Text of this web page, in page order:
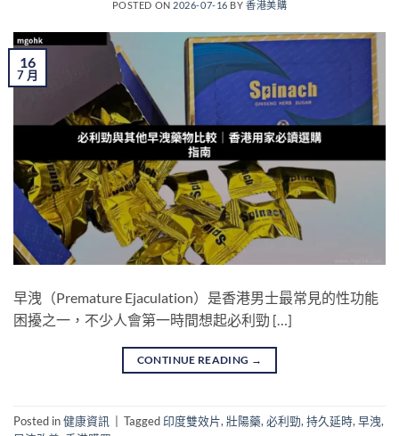
POSTED ON 2026-07-16 BY香港美購
16
7 月
早洩（Premature Ejaculation）是香港男士最常見的性功能
困擾之一，不少人會第一時間想起必利勁 […]
CONTINUE READING →
Posted in健康資訊 Tagged 印度雙效片, 壯陽藥, 必利勁, 持久延時, 早洩,